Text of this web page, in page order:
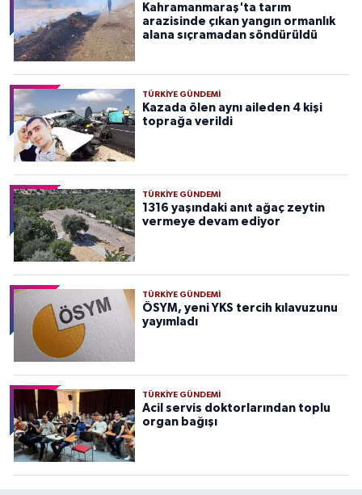
Kahramanmaraş'ta tarım
arazisinde çıkan yangın ormanlık
alana sıçramadan söndürüldü
TÜRKIYE GÜNDEMI
Kazada ölen aynı aileden 4 kişi
toprağa verildi
TÜRKIYE GÜNDEMI
1316 yaşındaki anıt ağaç zeytin
vermeye devam ediyor
TÜRKIYE GÜNDEMI
ÖSYM, yeni YKS tercih kılavuzunu
yayımladı
TÜRKIYE GÜNDEMI
Acil servis doktorlarından toplu
organ bağışı